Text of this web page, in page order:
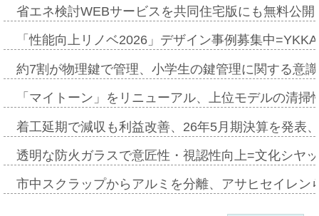
省エネ検討WEBサービスを共同住宅版にも無料公
「性能向上リノベ2026」デザイン事例募集中
約7割が物理鍵で管理、小学生の鍵管理に関する意
「マイトーン」をリニューアル、上位モデルの清
着工延期で減収も利益改善、26年5月期決算を発表
透明な防火ガラスで意匠性・視認性向上=文化シヤ
市中スクラップからアルミを分離、アサヒセイレ